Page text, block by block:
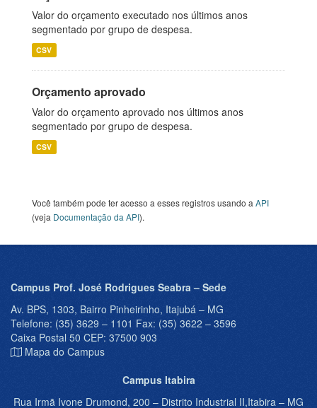
Valor do orçamento executado nos últimos anos
segmentado por grupo de despesa.
CSV
Orçamento aprovado
Valor do orçamento aprovado nos últimos anos
segmentado por grupo de despesa.
CSV
Você também pode ter acesso a esses registros usando a API
(veja Documentação da API).
Campus Prof. José Rodrigues Seabra – Sede
Av. BPS, 1303, Bairro Pinheirinho, Itajubá – MG
Telefone: (35) 3629 – 1101 Fax: (35) 3622 – 3596
Caixa Postal 50 CEP: 37500 903
Mapa do Campus
Campus Itabira
Rua Irmã Ivone Drumond, 200 – Distrito Industrial II,Itabira – MG